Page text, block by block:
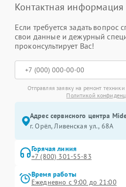
Контактная информация
Если требуется задать вопрос
свои данные и дежурный
проконсультирует Вас!
Отправляя заявку на ремонт
Политикой
Адрес сервисного центра
г. Орёл, Ливенская ул., 68А
Горячая линия
+7 (800) 301-55-83
Время работы
Ежедневно с 9:00 до 21:00